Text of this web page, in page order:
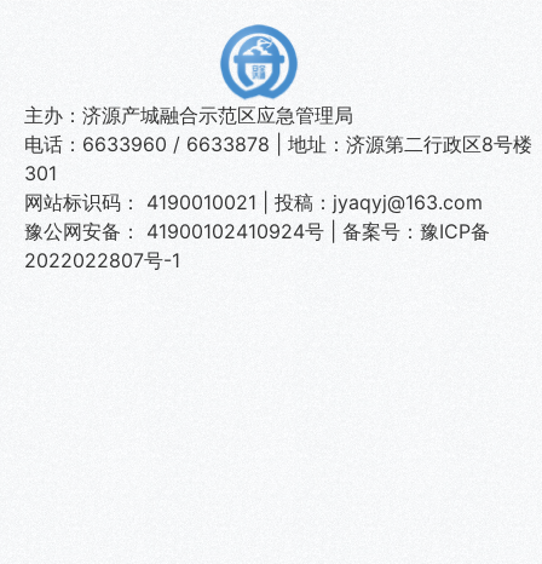
主办：济源产城融合示范区应急管理局
电话：6633960 / 6633878 | 地址：济源第二行政区8号楼
301
网站标识码： 4190010021 | 投稿：jyaqyj@163.com
豫公网安备： 41900102410924号
备案号：豫ICP备
2022022807号-1